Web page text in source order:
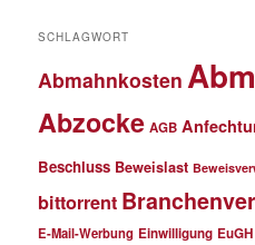
SCHLAGWORT
Abmahnkosten
Abzocke AGB
Beschluss Beweislast
bittorrent
E-Mail-Werbung Einwilligung EuGH